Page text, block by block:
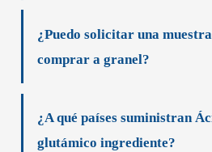
¿Puedo solicitar una
comprar a granel?
¿A qué países suministran
glutámico ingrediente?